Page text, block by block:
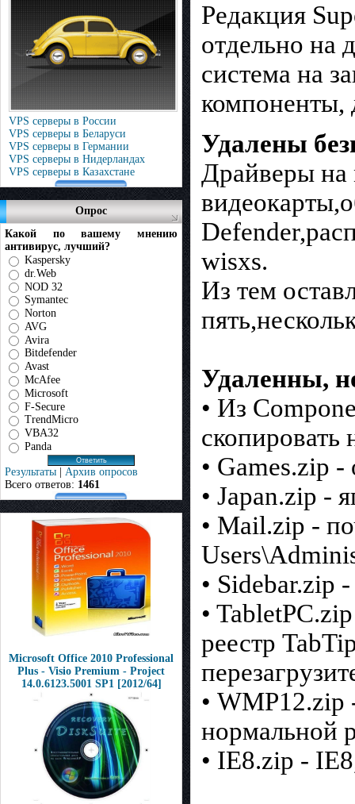
VPS серверы в России
VPS серверы в Беларуси
VPS серверы в Германии
VPS серверы в Нидерландах
VPS серверы в Казахстане
Опрос
Какой по вашему мнению
антивирус, лучший?
Kaspersky
dr.Web
NOD 32
Symantec
Norton
AVG
Avira
Bitdefender
Avast
McAfee
Microsoft
F-Secure
TrendMicro
VBA32
Panda
Результаты | Архив опросов
Всего ответов: 1461
Microsoft Office 2010 Professional
Plus - Visio Premium - Project
14.0.6123.5001 SP1 [2012/64]
Редакция
отдельно на
система на
компоненты,
Удалены
Драйверы
wisxs.
Из тем
Удаленны,
• Из
скопировать
• Games.zip
• Japan.zip -
• Mail.zip -
• Sidebar.zip
•
реестр
• WMP12.zip
нормальной
• IE8.zip -